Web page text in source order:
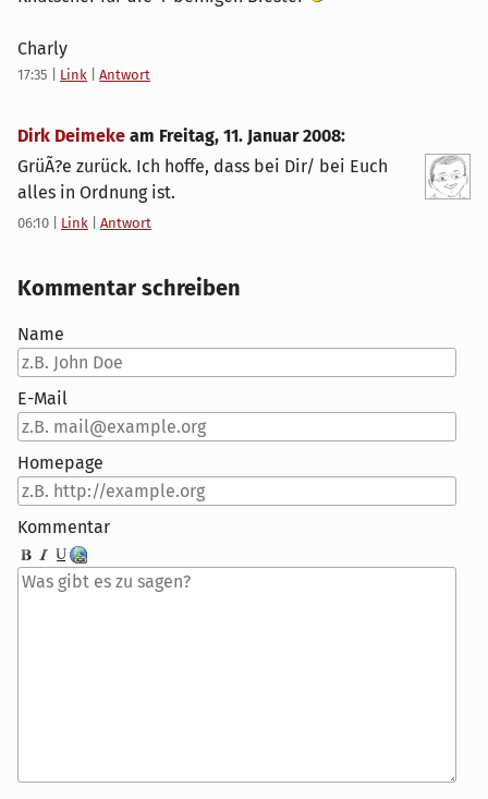
Charly
17:35 Link Antwort
Dirk Deimeke am Freitag, 11. Januar 2008:
GrüÃ?e zurück. Ich hoffe, dass bei Dir/ bei Euch
alles in Ordnung ist.
06:10 Link Antwort
Kommentar schreiben
Name
E-Mail
Homepage
Kommentar